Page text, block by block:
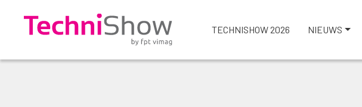
TECHNISHOW 2026 NIEUWS